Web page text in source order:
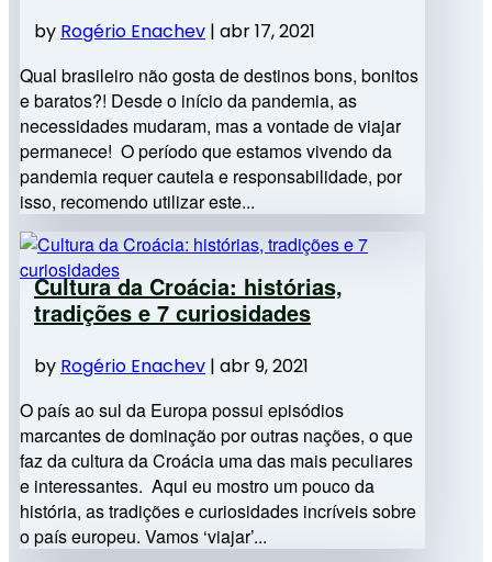
by Rogério Enachev | abr 17, 2021
Qual brasileiro não gosta de destinos bons, bonitos
e baratos?! Desde o início da pandemia, as
necessidades mudaram, mas a vontade de viajar
permanece! O período que estamos vivendo da
pandemia requer cautela e responsabilidade, por
isso, recomendo utilizar este...
Cultura da Croácia: histórias,
tradições e 7 curiosidades
by Rogério Enachev | abr 9, 2021
O país ao sul da Europa possui episódios
marcantes de dominação por outras nações, o que
faz da cultura da Croácia uma das mais peculiares
e interessantes. Aqui eu mostro um pouco da
história, as tradições e curiosidades incríveis sobre
o país europeu. Vamos ‘viajar’...